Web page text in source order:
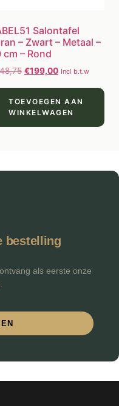
Salontafel
– Zwart – Metaal –
cm – Rond
€199,00 Incl b.t.w
TOEVOEGEN AAN
WINKELWAGEN
bestelling
als eerste onze